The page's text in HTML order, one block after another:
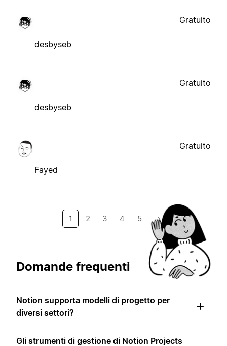
desbyseb
Gratuito
desbyseb
Gratuito
Fayed
Gratuito
1 2 3 4 5 →
Domande frequenti
Notion supporta modelli di progetto per
diversi settori?
Gli strumenti di gestione di Notion Projects